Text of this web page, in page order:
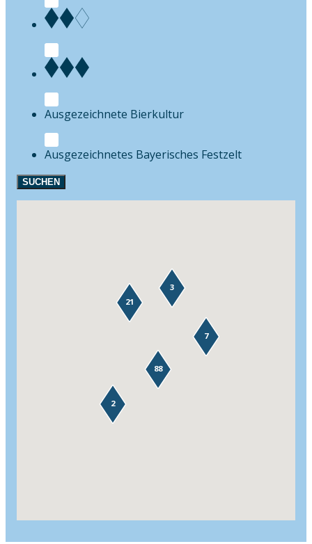
Bierkultur
Festzelt
SUCHEN
88
7
21
2
3